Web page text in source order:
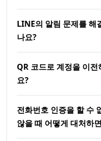
LINE의 알림 문제를 해
나요?
QR 코드로 계정을 이
요?
전화번호 인증을 할 수
않을 때 어떻게 대처하